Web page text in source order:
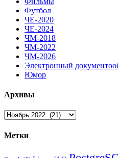
Футбол
ЧЕ-2020
ЧЕ-2024
ЧМ-2018
ЧМ-2022
ЧМ-2026
Электронный
Юмор
Архивы
Архивы
Метки